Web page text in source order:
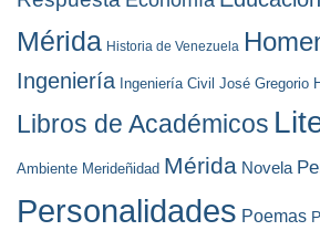
Mérida Historia de Venezuela
Ingeniería Ingeniería Civil José Gregorio
Libros de Académicos
Ambiente Merideñidad Mérida Novela
Personalidades Poemas